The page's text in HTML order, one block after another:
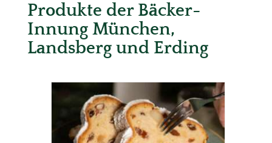
Produkte der Bäcker-
Innung München,
Landsberg und Erding